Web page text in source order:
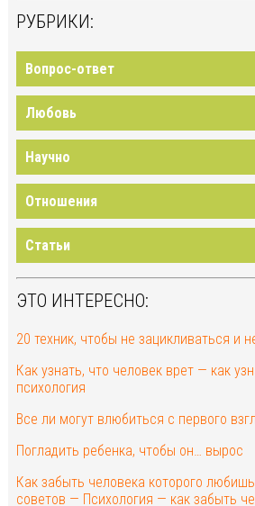
РУБРИКИ:
Вопрос-ответ
Любовь
Научно
Отношения
Статьи
ЭТО ИНТЕРЕСНО:
20 техник, чтобы не зацикливаться и
Как узнать, что человек врет — как
психология
Все ли могут влюбиться с первого
Погладить ребенка, чтобы он… вырос
Как забыть человека которого
советов — Психология — как забыть